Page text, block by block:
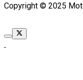
Copyright © 2025